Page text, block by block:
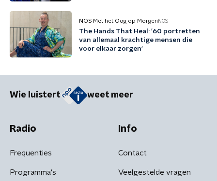
NOS Met het Oog op Morgen NOS
The Hands That Heal: '60 portretten
van allemaal krachtige mensen die
voor elkaar zorgen'
Wie luistert weet meer
Radio
Frequenties
Programma's
Info
Contact
Veelgestelde vragen